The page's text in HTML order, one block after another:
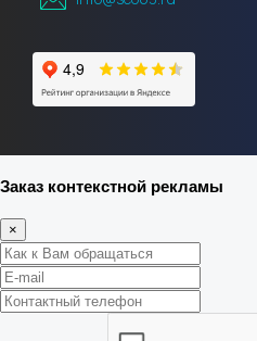
Заказ контекстной рекламы
×